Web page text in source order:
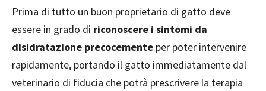
Prima di tutto un buon proprietario di gatto deve
essere in grado di riconoscere i sintomi da
disidratazione precocemente per poter intervenire
rapidamente, portando il gatto immediatamente dal
veterinario di fiducia che potrà prescrivere la terapia